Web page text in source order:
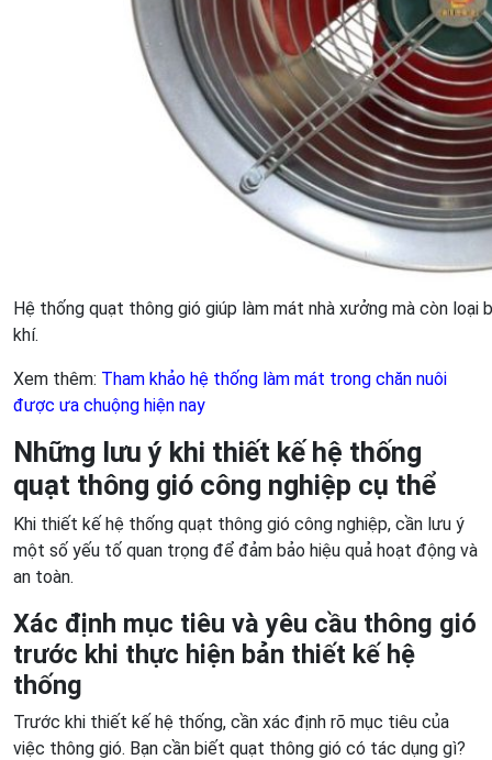
Hệ thống quạt thông gió giúp làm mát nhà xưởng mà còn loại
khí.
Xem thêm: Tham khảo hệ thống làm mát trong chăn nuôi
được ưa chuộng hiện nay
Những lưu ý khi thiết kế hệ thống
quạt thông gió công nghiệp cụ thể
Khi thiết kế hệ thống quạt thông gió công nghiệp, cần lưu ý
một số yếu tố quan trọng để đảm bảo hiệu quả hoạt động và
an toàn.
Xác định mục tiêu và yêu cầu thông gió
trước khi thực hiện bản thiết kế hệ
thống
Trước khi thiết kế hệ thống, cần xác định rõ mục tiêu của
việc thông gió. Bạn cần biết quạt thông gió có tác dụng gì?